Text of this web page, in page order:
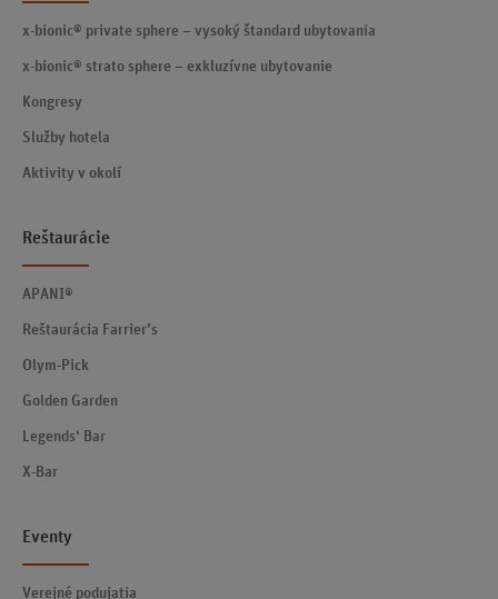
x-bionic® private sphere – vysoký štandard ubytovania
x-bionic® strato sphere – exkluzívne ubytovanie
Kongresy
Služby hotela
Aktivity v okolí
Reštaurácie
APANI®
Reštaurácia Farrier’s
Olym-Pick
Golden Garden
Legends‘ Bar
X-Bar
Eventy
Verejné podujatia